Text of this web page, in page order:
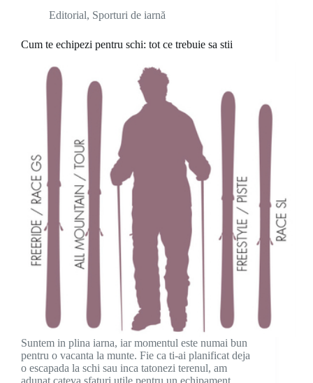
Editorial, Sporturi de iarnă
Cum te echipezi pentru schi: tot ce trebuie sa stii
Suntem in plina iarna, iar momentul este numai bun
pentru o vacanta la munte. Fie ca ti-ai planificat deja
o escapada la schi sau inca tatonezi terenul, am